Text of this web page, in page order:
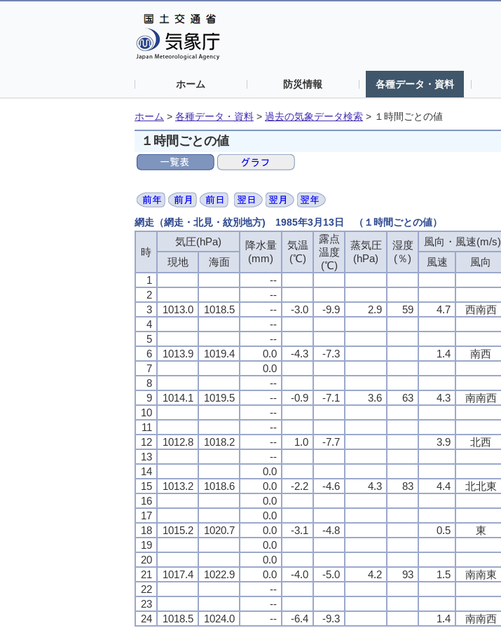
ホーム 防災情報 各種データ・資料
ホーム > 各種データ・資料 > 過去の気象データ検索 > １時間ごとの値
１時間ごとの値
網走（網走・北見・紋別地方) 1985年3月13日 （１時間ごとの値）
時
気圧(hPa)
降水量
(mm)
気温
(℃)
露点
温度
(℃)
蒸気圧
(hPa)
湿度
(％)
風向・風速(m/s)
現地 海面 風速 風向
1
--
2
--
3
1013.0 1018.5 -- -3.0 -9.9 2.9 59 4.7 西南西
4
--
5
--
6
1013.9 1019.4 0.0 -4.3 -7.3 1.4 南西
7
0.0
8
--
9
1014.1 1019.5 -- -0.9 -7.1 3.6 63 4.3 南南西
10
--
11
--
12
1012.8 1018.2 -- 1.0 -7.7 3.9 北西
13
--
14
0.0
15
1013.2 1018.6 0.0 -2.2 -4.6 4.3 83 4.4 北北東
16
0.0
17
0.0
18
1015.2 1020.7 0.0 -3.1 -4.8 0.5 東
19
0.0
20
0.0
21
1017.4 1022.9 0.0 -4.0 -5.0 4.2 93 1.5 南南東
22
--
23
--
24
1018.5 1024.0 -- -6.4 -9.3 1.4 南南西